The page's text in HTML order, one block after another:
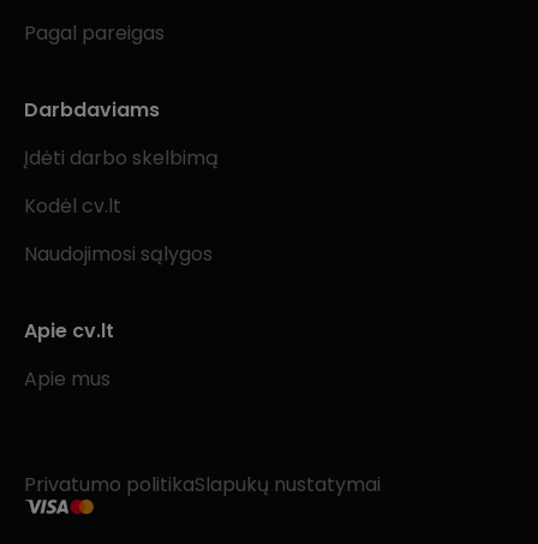
Pagal pareigas
Darbdaviams
Įdėti darbo skelbimą
Kodėl cv.lt
Naudojimosi sąlygos
Apie cv.lt
Apie mus
Privatumo politikaSlapukų nustatymai